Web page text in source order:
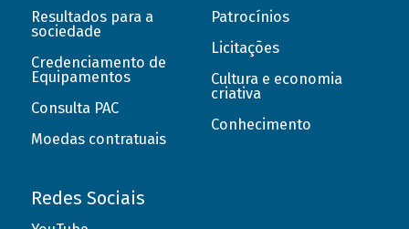
Resultados para a
sociedade
Credenciamento de
Equipamentos
Consulta PAC
Moedas contratuais
Patrocínios
Licitações
Cultura e economia
criativa
Conhecimento
Redes Sociais